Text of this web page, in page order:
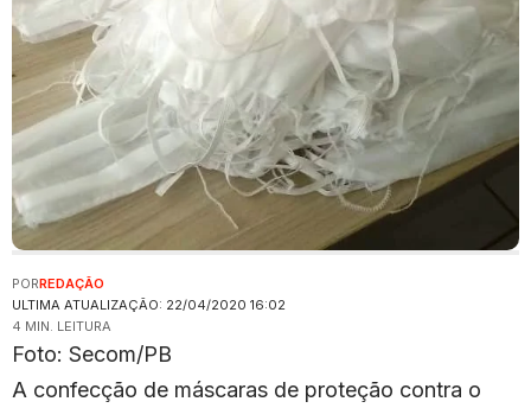
ULTIMA ATUALIZAÇÃO: 22/04/2020 16:02
PORREDAÇÃO
4 MIN. LEITURA
Foto: Secom/PB
A confecção de máscaras de proteção contra o